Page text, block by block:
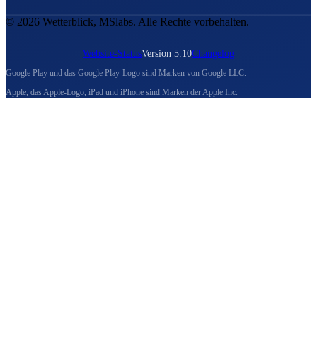
© 2026 Wetterblick, MSlabs. Alle Rechte vorbehalten.
Website-StatusVersion 5.10Changelog
Google Play und das Google Play-Logo sind Marken von Google LLC.
Apple, das Apple-Logo, iPad und iPhone sind Marken der Apple Inc.